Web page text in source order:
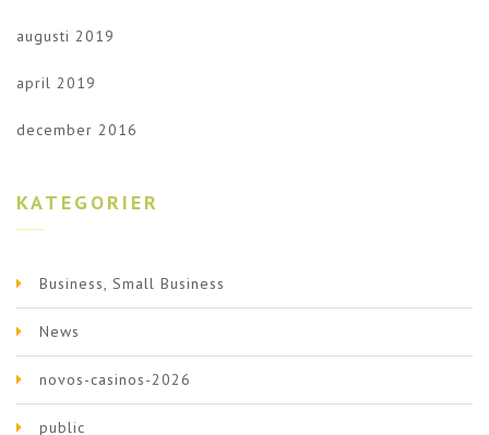
augusti 2019
april 2019
december 2016
KATEGORIER
Business, Small Business
News
novos-casinos-2026
public